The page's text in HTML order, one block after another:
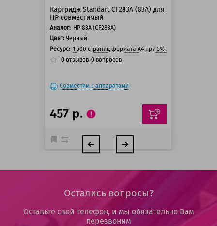
Картридж Standart CF283A (83А) для
HP совместимый
Аналог: HP 83A (CF283A)
Цвет: Черный
Ресурс: 1 500 страниц формата А4 при 5% заполнении
0 отзывов 0 вопросов
Совместим с аппаратами
457 р.
Остались вопросы?
Оставьте свой телефон, и мы обязательно Вам
перезвоним